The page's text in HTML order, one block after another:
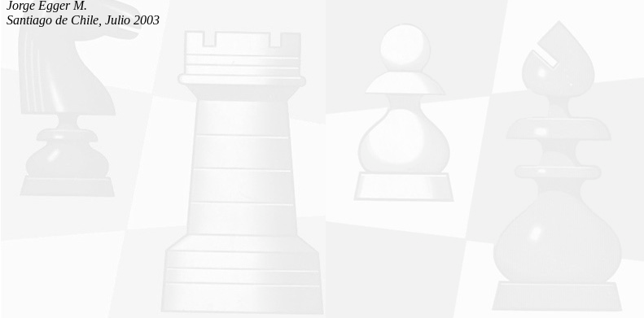
Jorge Egger M.
Santiago de Chile, Julio 2003